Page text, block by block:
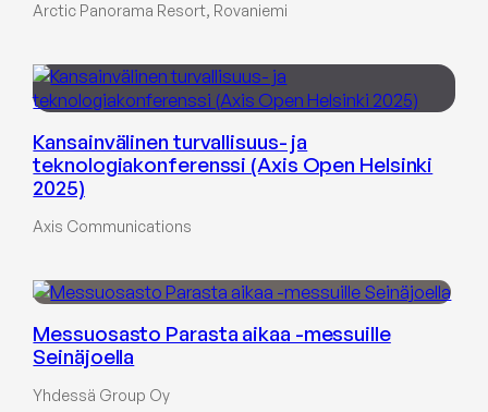
Arctic Panorama Resort, Rovaniemi
Kansainvälinen turvallisuus- ja
teknologiakonferenssi (Axis Open Helsinki
2025)
Axis Communications
Messuosasto Parasta aikaa -messuille
Seinäjoella
Yhdessä Group Oy